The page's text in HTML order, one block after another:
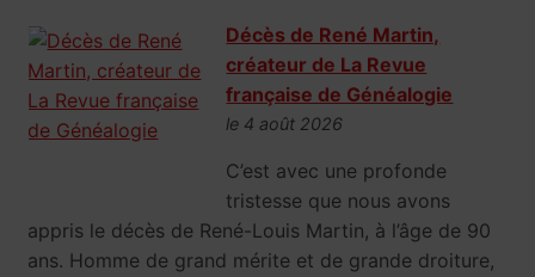
Décès de René Martin,
créateur de La Revue
française de Généalogie
le 4 août 2026
C’est avec une profonde
tristesse que nous avons
appris le décès de René-Louis Martin, à l’âge de 90
ans. Homme de grand mérite et de grande droiture,